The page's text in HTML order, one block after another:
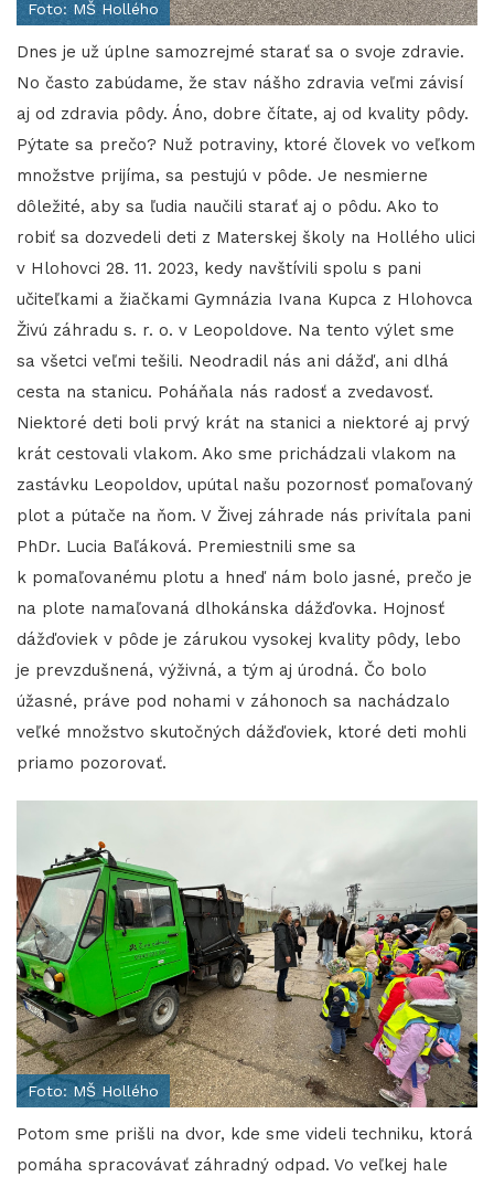
Foto: MŠ Hollého
Dnes je už úplne samozrejmé starať sa o svoje zdravie.
No často zabúdame, že stav nášho zdravia veľmi závisí
aj od zdravia pôdy. Áno, dobre čítate, aj od kvality pôdy.
Pýtate sa prečo? Nuž potraviny, ktoré človek vo veľkom
množstve prijíma, sa pestujú v pôde. Je nesmierne
dôležité, aby sa ľudia naučili starať aj o pôdu. Ako to
robiť sa dozvedeli deti z Materskej školy na Hollého ulici
v Hlohovci 28. 11. 2023, kedy navštívili spolu s pani
učiteľkami a žiačkami Gymnázia Ivana Kupca z Hlohovca
Živú záhradu s. r. o. v Leopoldove. Na tento výlet sme
sa všetci veľmi tešili. Neodradil nás ani dážď, ani dlhá
cesta na stanicu. Poháňala nás radosť a zvedavosť.
Niektoré deti boli prvý krát na stanici a niektoré aj prvý
krát cestovali vlakom. Ako sme prichádzali vlakom na
zastávku Leopoldov, upútal našu pozornosť pomaľovaný
plot a pútače na ňom. V Živej záhrade nás privítala pani
PhDr. Lucia Baľáková. Premiestnili sme sa
k pomaľovanému plotu a hneď nám bolo jasné, prečo je
na plote namaľovaná dlhokánska dážďovka. Hojnosť
dážďoviek v pôde je zárukou vysokej kvality pôdy, lebo
je prevzdušnená, výživná, a tým aj úrodná. Čo bolo
úžasné, práve pod nohami v záhonoch sa nachádzalo
veľké množstvo skutočných dážďoviek, ktoré deti mohli
priamo pozorovať.
Foto: MŠ Hollého
Potom sme prišli na dvor, kde sme videli techniku, ktorá
pomáha spracovávať záhradný odpad. Vo veľkej hale